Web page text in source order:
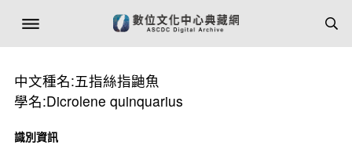
中文種名:五指絲指鼬魚
學名:Dicrolene quinquarius
識別資訊